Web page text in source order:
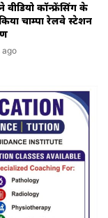
ने वीडियो कॉन्फ्रेंसिंग के
चाम्पा रेलवे स्टेशन
ago